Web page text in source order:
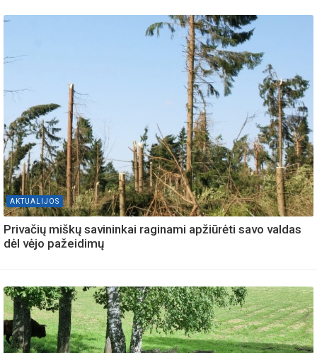
AKTUALIJOS
Privačių miškų savininkai raginami apžiūrėti savo valdas
dėl vėjo pažeidimų